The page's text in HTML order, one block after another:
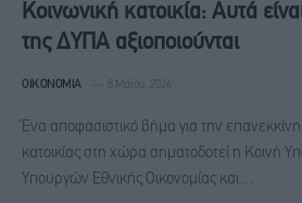
Κοινωνική κατοικία: Αυτά
της ΔΥΠΑ αξιοποιούνται
ΟΙΚΟΝΟΜΊΑ 8 Μαΐου, 2026
Ένα αποφασιστικό βήμα για την
κατοικίας στη χώρα σηματοδοτεί η Κοινή
Υπουργών Εθνικής Οικονομίας και…